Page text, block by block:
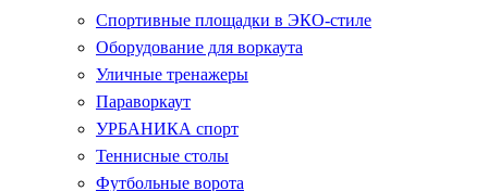
Спортивные площадки в ЭКО-стиле
Оборудование для воркаута
Уличные тренажеры
Параворкаут
УРБАНИКА спорт
Теннисные столы
Футбольные ворота